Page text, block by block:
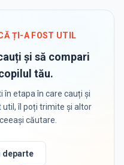
ȚI-A FOST UTIL
și să compari
tău.
în etapa în care cauți și
îl poți trimite și altor
căutare.